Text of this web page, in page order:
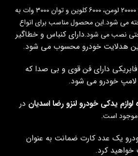
با روشنایی 20000 لومن، 6000 کلوین و توان 3000 وات به
می شود.این محصول مناسب برای انواع
نصب می شود.دارای کنباس و خطاگیر
هدلایت خودرو محسوب می شود.
دارای فن قوی و بی صدا که
خودرو می شود.
لوازم یدکی خودرو لنزو رضا اسدیان در
موجود است.
یک عدد کارت ضمانت به عنوان
خواهید کرد.